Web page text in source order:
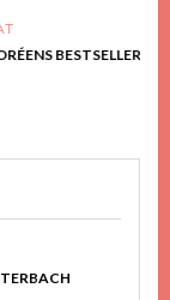
BESTSELLER